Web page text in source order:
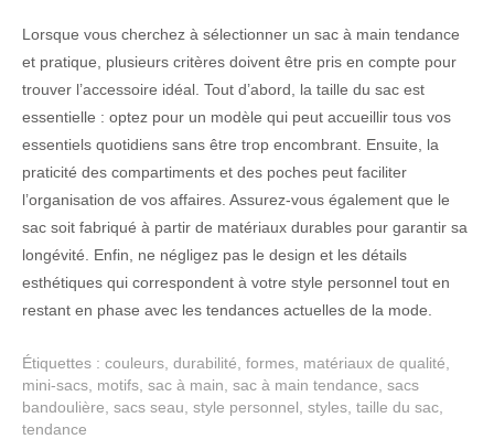
Lorsque vous cherchez à sélectionner un sac à main tendance
et pratique, plusieurs critères doivent être pris en compte pour
trouver l’accessoire idéal. Tout d’abord, la taille du sac est
essentielle : optez pour un modèle qui peut accueillir tous vos
essentiels quotidiens sans être trop encombrant. Ensuite, la
praticité des compartiments et des poches peut faciliter
l’organisation de vos affaires. Assurez-vous également que le
sac soit fabriqué à partir de matériaux durables pour garantir sa
longévité. Enfin, ne négligez pas le design et les détails
esthétiques qui correspondent à votre style personnel tout en
restant en phase avec les tendances actuelles de la mode.
Étiquettes : couleurs durabilité formes matériaux de qualité
mini-sacs motifs sac à main sac à main tendance sacs
bandoulière sacs seau style personnel styles taille du sac
tendance